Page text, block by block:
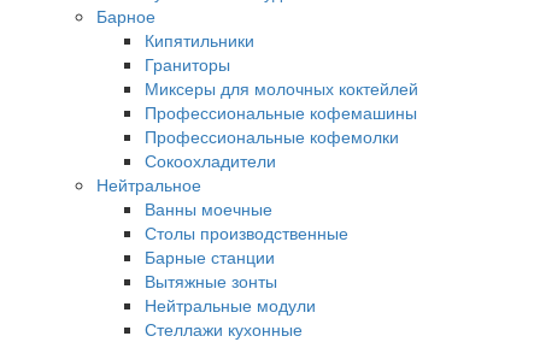
Барное
Кипятильники
Граниторы
Миксеры для молочных коктейлей
Профессиональные кофемашины
Профессиональные кофемолки
Сокоохладители
Нейтральное
Ванны моечные
Столы производственные
Барные станции
Вытяжные зонты
Нейтральные модули
Стеллажи кухонные